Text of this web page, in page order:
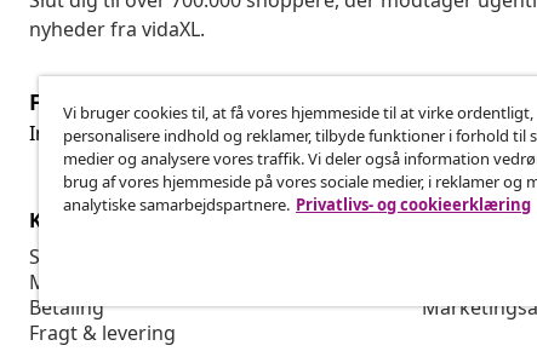
nyheder fra vidaXL.
Fortryd køb
Indsend en anmodning om at fortryde din ordre.
Kundeservice
Spor din ordre
Min konto
Betaling
Fragt & levering
Virksomhed
Vi bruger cookies til, at få vores hjemmeside til at virke ordentligt,
personalisere indhold og reklamer, tilbyde funktioner i forhold til
medier og analysere vores traffik. Vi deler også information
brug af vores hjemmeside på vores sociale medier, i reklamer og
analytiske samarbejdspartnere. Privatlivs- og cookieerklæring